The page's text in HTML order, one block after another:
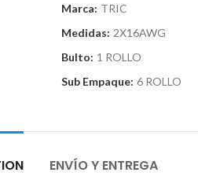
Marca: TRIC
Medidas: 2X16AWG
Bulto: 1 ROLLO
Sub Empaque: 6 ROLLO
ENVÍO Y ENTREGA